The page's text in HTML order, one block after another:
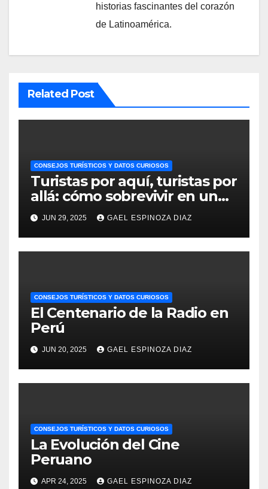
historias fascinantes del corazón
de Latinoamérica.
Related Post
CONSEJOS TURÍSTICOS Y DATOS CURIOSOS
Turistas por aquí, turistas por
allá: cómo sobrevivir en un
Perú invadido
JUN 29, 2025 GAEL ESPINOZA DIAZ
CONSEJOS TURÍSTICOS Y DATOS CURIOSOS
El Centenario de la Radio en
Perú
JUN 20, 2025 GAEL ESPINOZA DIAZ
CONSEJOS TURÍSTICOS Y DATOS CURIOSOS
La Evolución del Cine
Peruano
APR 24, 2025 GAEL ESPINOZA DIAZ